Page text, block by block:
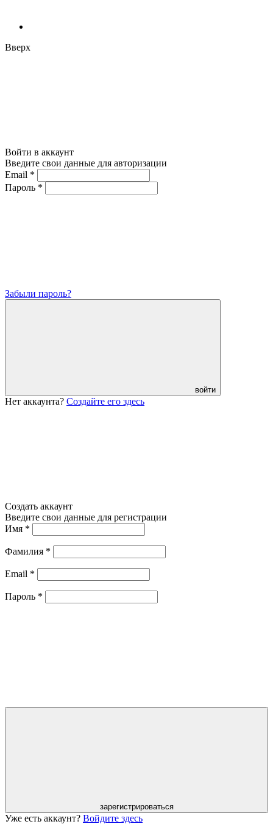
Вверх
Войти в аккаунт
Введите свои данные для авторизации
Email *
Пароль *
Забыли пароль?
войти
Нет аккаунта? Создайте его здесь
Создать аккаунт
Введите свои данные для регистрации
Имя *
Фамилия *
Email *
Пароль *
зарегистрироваться
Уже есть аккаунт? Войдите здесь